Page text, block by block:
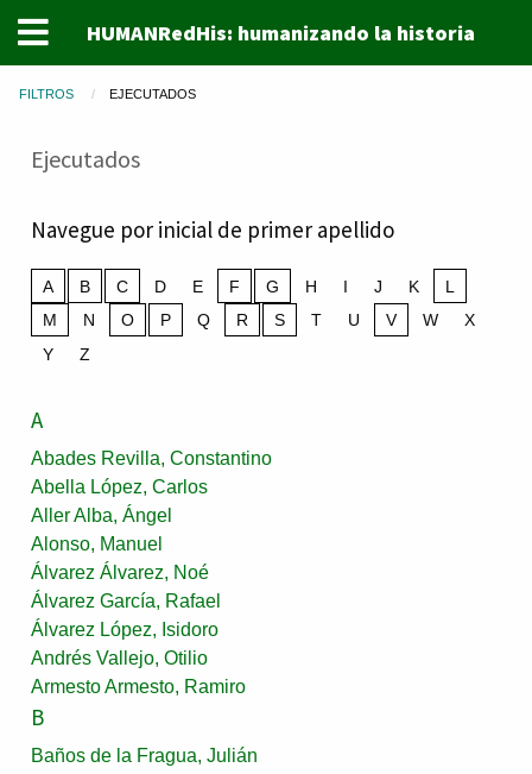
HUMANRedHis: humanizando la historia
FILTROS EJECUTADOS
Ejecutados
Navegue por inicial de primer apellido
A B C D E F G H I J K
L
M
N O P Q R S T U V W
X
Y
Z
A
Abades Revilla, Constantino
Abella López, Carlos
Aller Alba, Ángel
Alonso, Manuel
Álvarez Álvarez, Noé
Álvarez García, Rafael
Álvarez López, Isidoro
Andrés Vallejo, Otilio
Armesto Armesto, Ramiro
B
Baños de la Fragua, Julián